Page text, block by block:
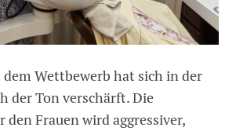
Wettbewerb hat sich in der
der Ton verschärft. Die
Frauen wird aggressiver,